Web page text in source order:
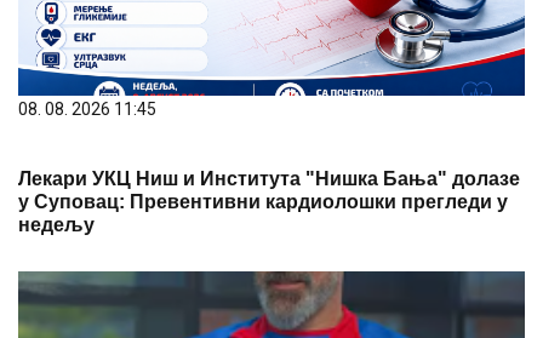
08. 08. 2026 11:45
Лекари УКЦ Ниш и Института "Нишка Бања" долазе
у Суповац: Превентивни кардиолошки прегледи у
недељу